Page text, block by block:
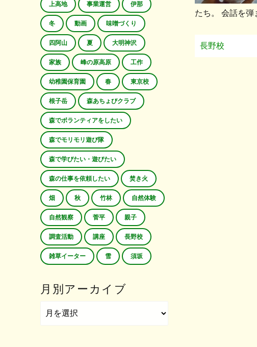
たち。 会話を弾
長野校
上高地 事業運営 伊那
冬 動画 味噌づくり
四阿山 夏 大明神沢
家族 峰の原高原 工作
幼稚園保育園 春 東京校
根子岳 森あちょびクラブ
森でボランティアをしたい
森でモリモリ遊び隊
森で学びたい・遊びたい
森の仕事を依頼したい 焚き火
畑 秋 竹林 自然体験
自然観察 菅平 親子
調査活動 講座 長野校
雑草イーター 雪 須坂
月別アーカイブ